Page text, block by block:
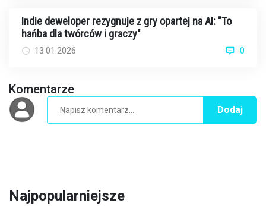
Indie deweloper rezygnuje z gry opartej na AI: "To
hańba dla twórców i graczy"
13.01.2026 0
Komentarze
Dodaj
Najpopularniejsze